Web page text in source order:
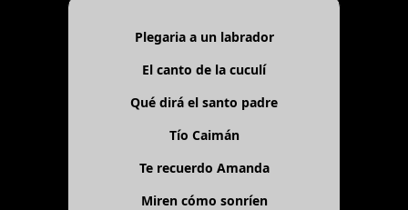
Plegaria a un labrador
El canto de la cuculí
Qué dirá el santo padre
Tío Caimán
Te recuerdo Amanda
Miren cómo sonríen